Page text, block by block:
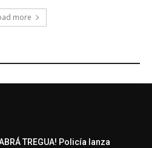
more
TREGUA! Policía lanza